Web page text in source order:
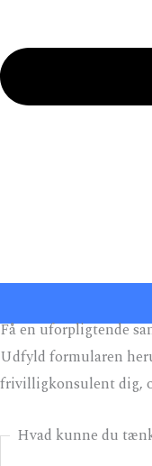
Få en uforpligtende
Udfyld formularen
frivilligkonsulent dig,
t Hvad kunne du